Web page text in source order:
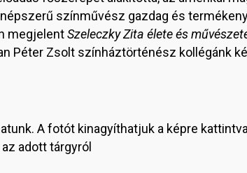
színművész gazdag és
megjelentSzeleczky Zita élete és
Péter Zsolt színháztörténész kollégánk
A fotót kinagyíthatjuk a képre
adott tárgyról